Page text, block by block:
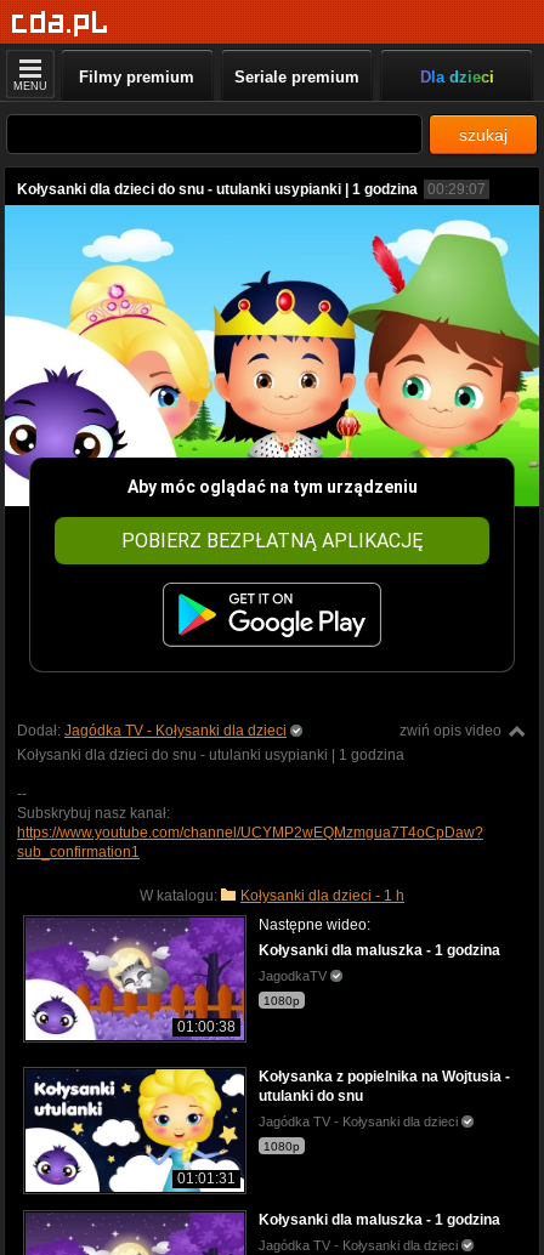
MENU Filmy premium Seriale premium Dla dzieci
szukaj
Kołysanki dla dzieci do snu - utulanki usypianki | 1 godzina 00:29:07
Aby móc oglądać na tym urządzeniu
POBIERZ BEZPŁATNĄ APLIKACJĘ
zwiń opis video
Dodał: Jagódka TV - Kołysanki dla dzieci
Kołysanki dla dzieci do snu - utulanki usypianki | 1 godzina
--
Subskrybuj nasz kanał:
https://www.youtube.com/channel/UCYMP2wEQMzmgua7T4oCpDaw?
sub_confirmation1
W katalogu: Kołysanki dla dzieci - 1 h
01:00:38
Następne wideo:
Kołysanki dla maluszka - 1 godzina
JagodkaTV
1080p
01:01:31
Kołysanka z popielnika na Wojtusia -
utulanki do snu
Jagódka TV - Kołysanki dla dzieci
1080p
Kołysanki dla maluszka - 1 godzina
Jagódka TV - Kołysanki dla dzieci